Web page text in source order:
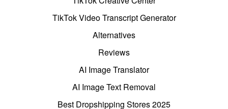
TikTok Video Transcript Generator
Alternatives
Reviews
AI Image Translator
AI Image Text Removal
Best Dropshipping Stores 2025